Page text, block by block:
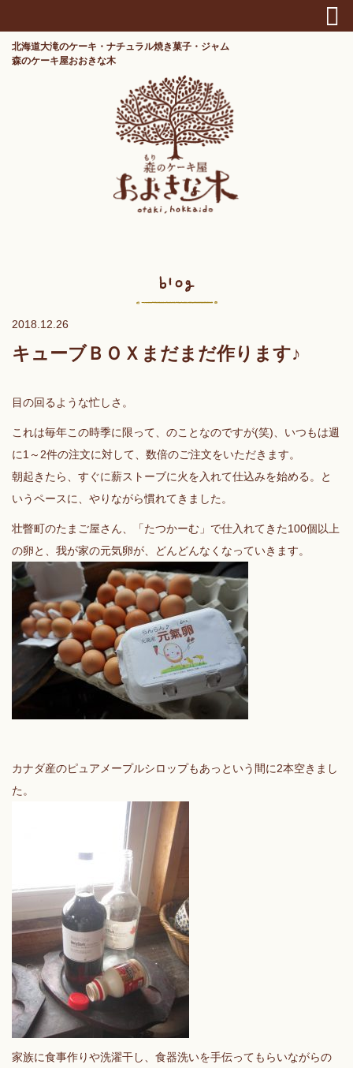
北海道大滝のケーキ・ナチュラル焼き菓子・ジャム
森のケーキ屋おおきな木
2018.12.26
キューブＢＯＸまだまだ作ります♪
目の回るような忙しさ。
これは毎年この時季に限って、のことなのですが(笑)、いつもは週
に1～2件の注文に対して、数倍のご注文をいただきます。
朝起きたら、すぐに薪ストーブに火を入れて仕込みを始める。と
いうペースに、やりながら慣れてきました。
壮瞥町のたまご屋さん、「たつかーむ」で仕入れてきた100個以上
の卵と、我が家の元気卵が、どんどんなくなっていきます。
カナダ産のピュアメープルシロップもあっという間に2本空きまし
た。
家族に食事作りや洗濯干し、食器洗いを手伝ってもらいながらの